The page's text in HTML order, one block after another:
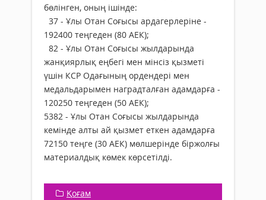
бөлінген, оның ішінде:
37 - Ұлы Отан Соғысы ардагерлеріне -
192400 теңгеден (80 АЕК);
82 - Ұлы Отан Соғысы жылдарында
жанқиярлық еңбегі мен мінсіз қызметі
үшін КСР Одағының ордендері мен
медальдарымен наградталған адамдарға -
120250 теңгеден (50 АЕК);
5382 - Ұлы Отан Соғысы жылдарында
кемінде алты ай қызмет еткен адамдарға
72150 теңге (30 АЕК) мөлшерінде біржолғы
материалдық көмек көрсетілді.
Қоғам